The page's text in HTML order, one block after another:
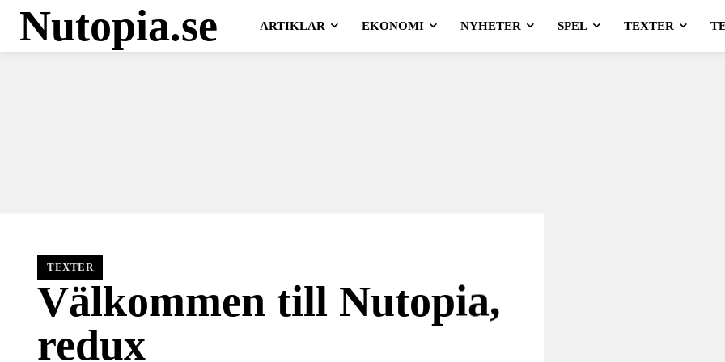
Nutopia.se ARTIKLAR EKONOMI NYHETER SPEL TEXTER
TEXTER
Välkommen till Nutopia,
redux